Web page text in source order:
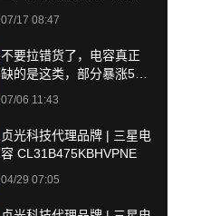
07/17 08:47
不要拉错货了，电容真正
缺的是这类，部分暴涨5倍
07/06 11:43
贞光科技代理品牌 | 三星电
容 CL31B475KBHVPNE
04/29 07:05